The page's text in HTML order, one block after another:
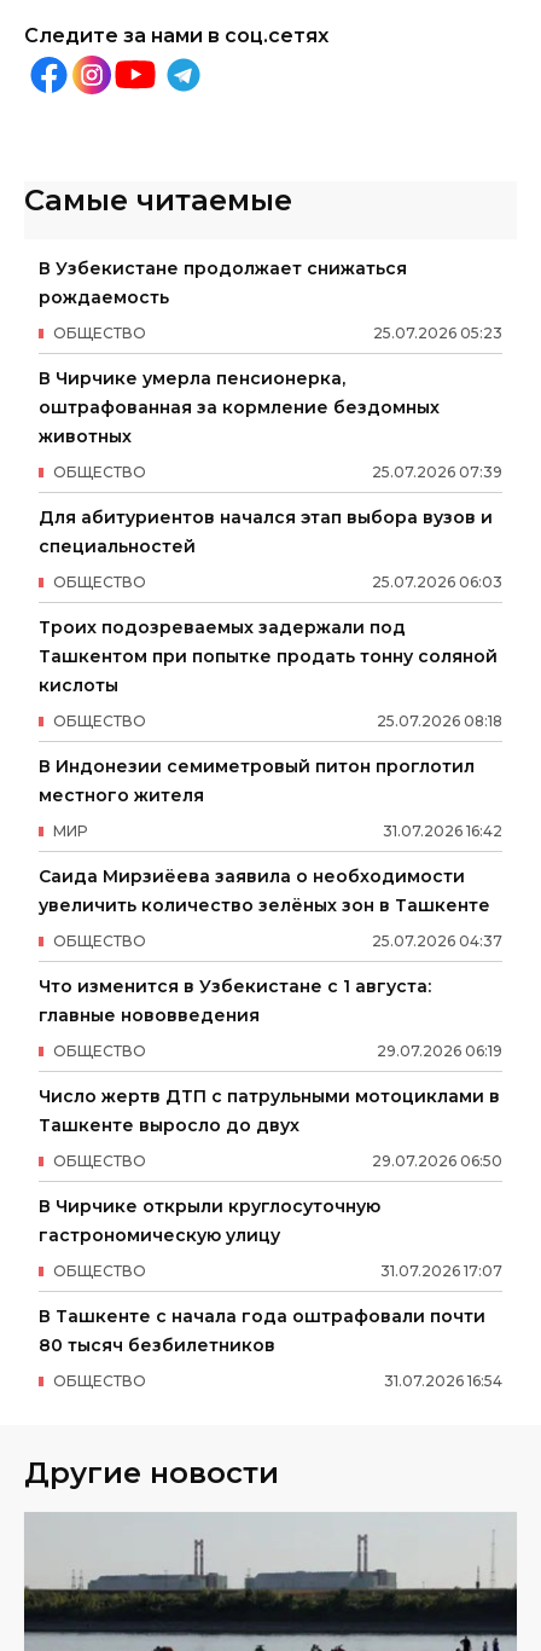
Следите за нами в соц.сетях
Самые читаемые
В Узбекистане продолжает снижаться
рождаемость
25.07.2026 05:23
ОБЩЕСТВО
В Чирчике умерла пенсионерка,
оштрафованная за кормление бездомных
животных
25.07.2026 07:39
ОБЩЕСТВО
Для абитуриентов начался этап выбора вузов и
специальностей
25.07.2026 06:03
ОБЩЕСТВО
Троих подозреваемых задержали под
Ташкентом при попытке продать тонну соляной
кислоты
25.07.2026 08:18
ОБЩЕСТВО
В Индонезии семиметровый питон проглотил
местного жителя
31.07.2026 16:42
МИР
Саида Мирзиёева заявила о необходимости
увеличить количество зелёных зон в Ташкенте
25.07.2026 04:37
ОБЩЕСТВО
Что изменится в Узбекистане с 1 августа:
главные нововведения
29.07.2026 06:19
ОБЩЕСТВО
Число жертв ДТП с патрульными мотоциклами в
Ташкенте выросло до двух
29.07.2026 06:50
ОБЩЕСТВО
В Чирчике открыли круглосуточную
гастрономическую улицу
31.07.2026 17:07
ОБЩЕСТВО
В Ташкенте с начала года оштрафовали почти
80 тысяч безбилетников
31.07.2026 16:54
ОБЩЕСТВО
Другие новости